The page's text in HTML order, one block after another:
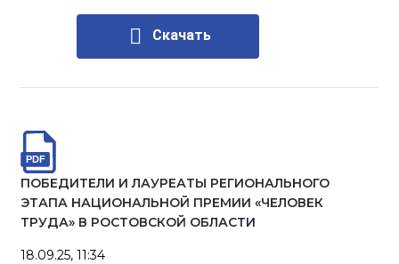
Скачать
ПОБЕДИТЕЛИ И ЛАУРЕАТЫ РЕГИОНАЛЬНОГО
ЭТАПА НАЦИОНАЛЬНОЙ ПРЕМИИ «ЧЕЛОВЕК
ТРУДА» В РОСТОВСКОЙ ОБЛАСТИ
18.09.25, 11:34